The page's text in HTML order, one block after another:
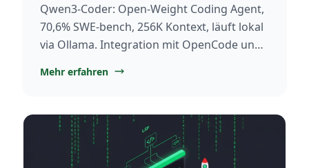
Qwen3-Coder: Open-Weight Coding Agent,
70,6% SWE-bench, 256K Kontext, läuft lokal
via Ollama. Integration mit OpenCode und
Mehr erfahren